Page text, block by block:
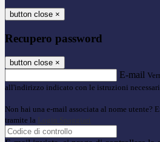
button close ×
Recupero password
button close ×
E-mail
all'indirizzo indicato con le istruzioni
Non hai una e-mail associata al nome utente?
tramite la Login Spaggiari